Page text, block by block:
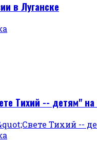
в Луганске
Тихий -- детям" на